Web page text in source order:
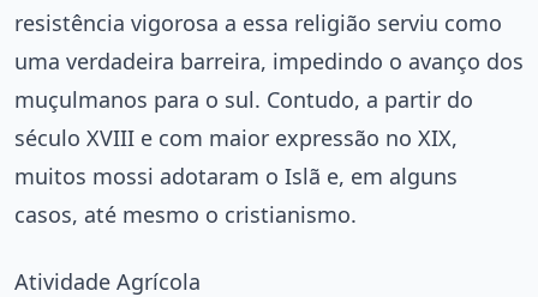
resistência vigorosa a essa religião serviu como
uma verdadeira barreira, impedindo o avanço dos
muçulmanos para o sul. Contudo, a partir do
século XVIII e com maior expressão no XIX,
muitos mossi adotaram o Islã e, em alguns
casos, até mesmo o cristianismo.
Atividade Agrícola